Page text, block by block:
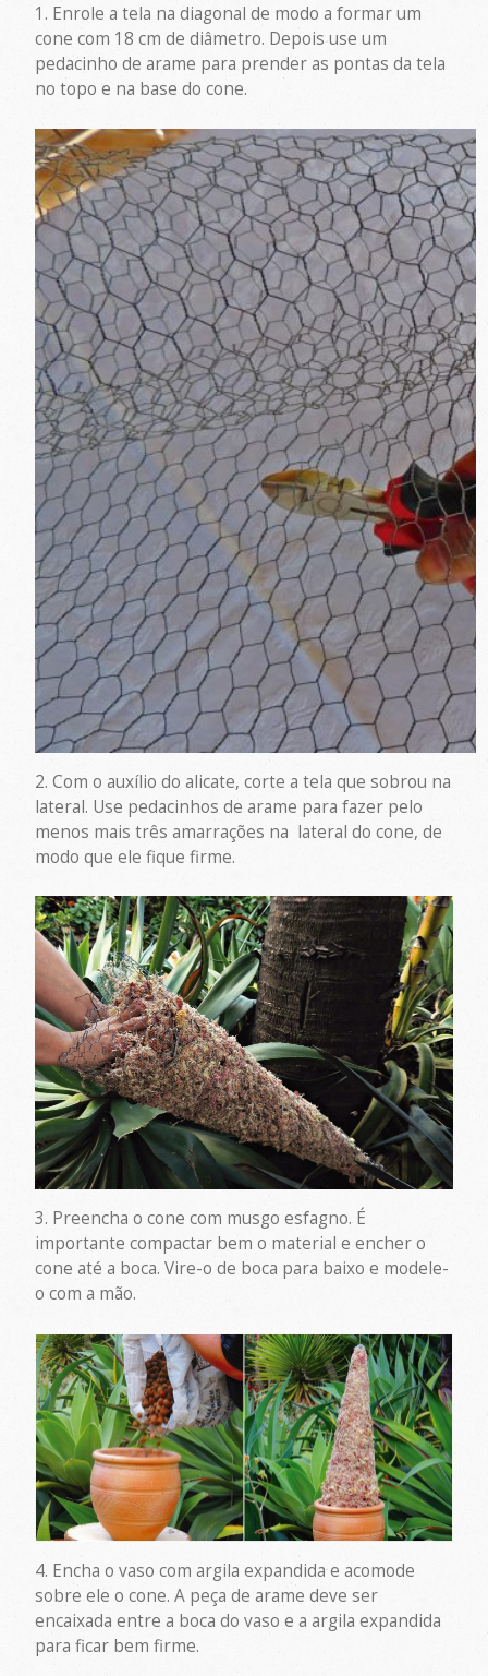
1. Enrole a tela na diagonal de modo a formar um
cone com 18 cm de diâmetro. Depois use um
pedacinho de arame para prender as pontas da tela
no topo e na base do cone.
2. Com o auxílio do alicate, corte a tela que sobrou na
lateral. Use pedacinhos de arame para fazer pelo
menos mais três amarrações na lateral do cone, de
modo que ele fique firme.
3. Preencha o cone com musgo esfagno. É
importante compactar bem o material e encher o
cone até a boca. Vire-o de boca para baixo e modele-
o com a mão.
4. Encha o vaso com argila expandida e acomode
sobre ele o cone. A peça de arame deve ser
encaixada entre a boca do vaso e a argila expandida
para ficar bem firme.